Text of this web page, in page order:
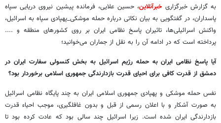
به گزارش خبرگزاریخبرآنلاین، حسین علایی، فرمانده پیشین نیروی دریایی سپاه
پاسداران، در گفتگویی به بیان نکاتی درباره حمله موشکی_پهپادی سپاه به اسرائیل،
واکنش اسرائیلی‌ها، تاثیران پاسخ نظامی ایران بر روی کشورهای منطقه و ....
پرداخته است که در ادامه آن را به نقل از جماران می‌خوانید؛
آیا پاسخ نظامی ایران به حمله رژیم اسرائیل به بخش کنسولی سفارت ایران در
دمشق از قدرت کافی برای احیای قدرت بازدارندگی جمهوری اسلامی برخوردار بود؟
نفس حمله موشکی و پهپادی جمهوری اسلامی ایران به چند پایگاه نظامی اسرائیل
به صورت آشکار و با اعلان رسمی از قبل و بدون غافلگیری، موجب احیاء قدرت
بازدارندگی ایران شده است. زیرا اسرائیل چند سالی بود که عادت کرده بود تا